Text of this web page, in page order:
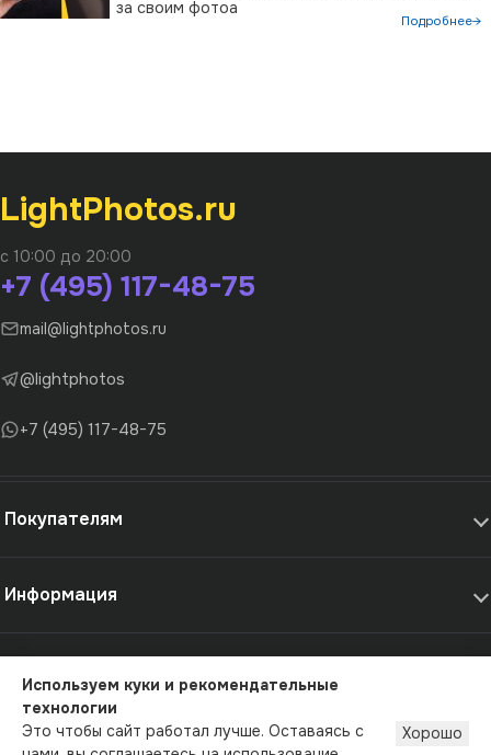
за своим фотоа
Подробнее→
LightPhotos.ru
с 10:00 до 20:00
+7 (495) 117-48-75
mail@lightphotos.ru
@lightphotos
+7 (495) 117-48-75
Покупателям
Информация
© 2012-2026 - LightPhotos.ru, оборудование для фотостудий
Публичная оферта Политика конфиденциальности
Используем куки и рекомендательные
технологии
Это чтобы сайт работал лучше. Оставаясь с
Хорошо